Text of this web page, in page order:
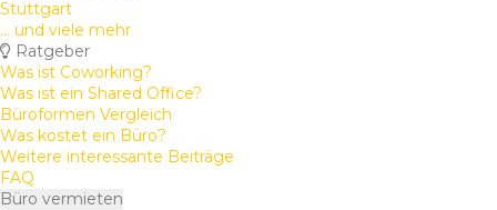
Stuttgart
... und viele mehr
Ratgeber
Was ist Coworking?
Was ist ein Shared Office?
Büroformen Vergleich
Was kostet ein Büro?
Weitere interessante Beiträge
FAQ
Büro vermieten